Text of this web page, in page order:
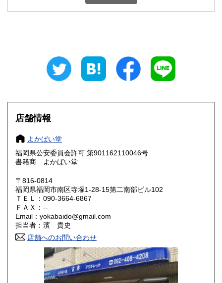
360円 三重県
大阪府
奈良県
鳥取県 360円 島根県
岡山県
山口県 360円
香川県
高知県 360円
360円 長崎県
店舗情報
よかばい堂
福岡県公安委員会許可 第901162110046号
書籍商 よかばい堂
〒816-0814
福岡県福岡市南区寺塚1-28-15第二南部ビル102
ＴＥＬ：090-3664-6867
ＦＡＸ：--
Email：yokabaido@gmail.com
担当者：濱 貴史
店舗へのお問い合わせ